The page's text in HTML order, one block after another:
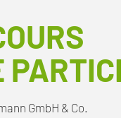
GmbH & Co.